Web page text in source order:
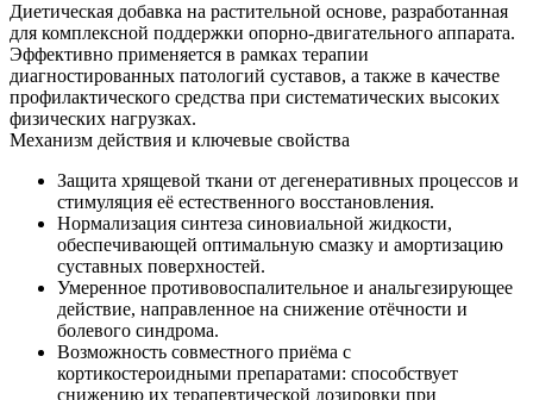
Диетическая добавка на растительной основе, разработанная
для комплексной поддержки опорно-двигательного аппарата.
Эффективно применяется в рамках терапии
диагностированных патологий суставов, а также в качестве
профилактического средства при систематических высоких
физических нагрузках.
Механизм действия и ключевые свойства
Защита хрящевой ткани от дегенеративных процессов и
стимуляция её естественного восстановления.
Нормализация синтеза синовиальной жидкости,
обеспечивающей оптимальную смазку и амортизацию
суставных поверхностей.
Умеренное противовоспалительное и анальгезирующее
действие, направленное на снижение отёчности и
болевого синдрома.
Возможность совместного приёма с
кортикостероидными препаратами: способствует
снижению их терапевтической дозировки при